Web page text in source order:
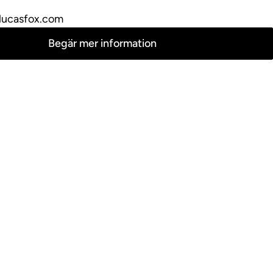
Begär mer information